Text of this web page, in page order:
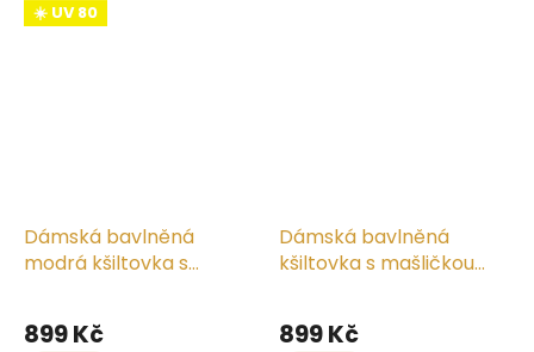
☀️ UV 80
Dámská bavlněná
modrá kšiltovka s
899 Kč
Dámská bavlněná
kšiltovka s mašličkou
899 Kč